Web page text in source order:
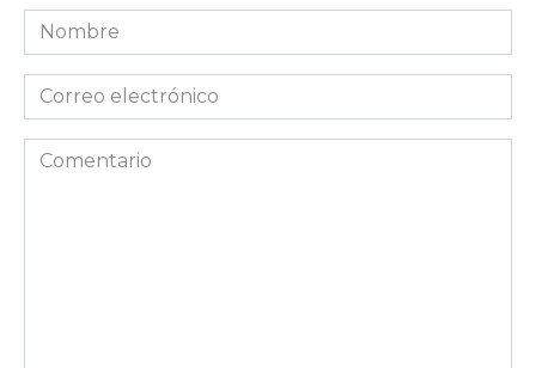
Nombre
*
Correo
electrónico
*Comentario